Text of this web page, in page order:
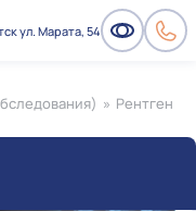
ул. Марата, 54
» Рентген